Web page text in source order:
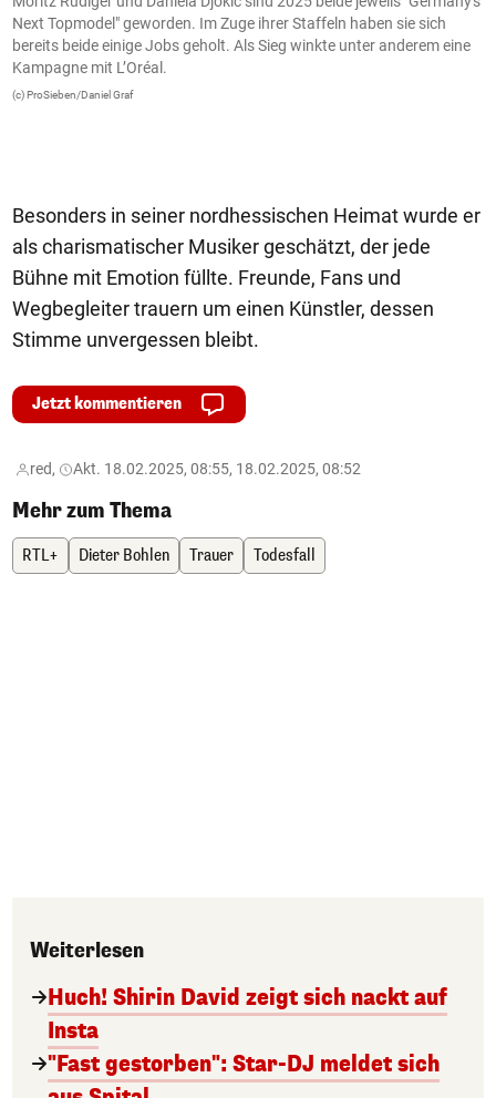
Next Topmodel" geworden. Im Zuge ihrer Staffeln haben sie sich
bereits beide einige Jobs geholt. Als Sieg winkte unter anderem eine
Kampagne mit L’Oréal.
(c) ProSieben/Daniel Graf
Besonders in seiner nordhessischen Heimat wurde er
als charismatischer Musiker geschätzt, der jede
Bühne mit Emotion füllte. Freunde, Fans und
Wegbegleiter trauern um einen Künstler, dessen
Stimme unvergessen bleibt.
Jetzt kommentieren
red, Akt. 18.02.2025, 08:55, 18.02.2025, 08:52
Mehr zum Thema
RTL+ Dieter Bohlen Trauer Todesfall
Weiterlesen
Huch! Shirin David zeigt sich nackt auf
Insta
"Fast gestorben": Star-DJ meldet sich